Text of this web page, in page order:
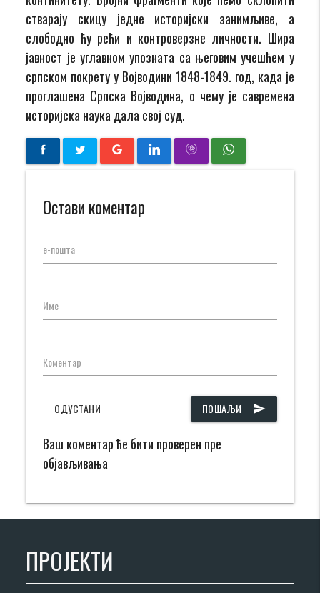
стварају скицу једне историјски занимљиве, а
слободно ћу рећи и контроверзне личности. Шира
јавност је углавном упозната са његовим учешћем у
српском покрету у Војводини 1848-1849. год, када је
проглашена Српска Војводина, о чему је савремена
историјска наука дала свој суд.
Остави коментар
е-пошта
Име
Коментар
ПОШАЉИ send
ОДУСТАНИ
Ваш коментар ће бити проверен пре
објављивања
ПРОЈЕКТИ